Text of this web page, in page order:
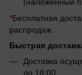
*Бесплатная
распродаж.
Быстрая
Доставка
до 18:00;